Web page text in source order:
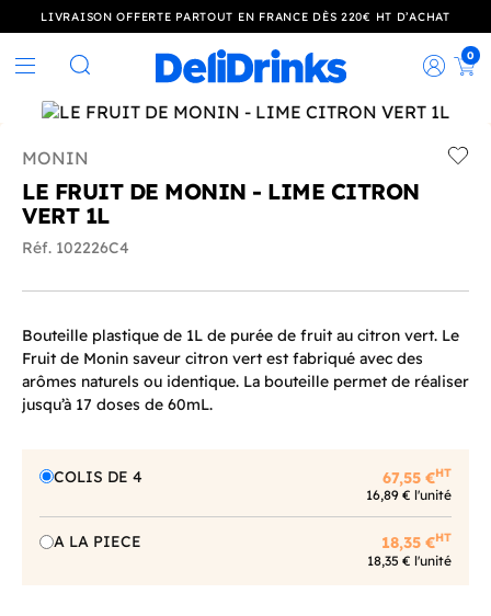
LIVRAISON OFFERTE PARTOUT EN FRANCE DÈS 220€ HT D’ACHAT
Rechercher
0
MONIN
LE FRUIT DE MONIN - LIME CITRON
VERT 1L
Réf. 102226C4
Bouteille plastique de 1L de purée de fruit au citron vert. Le
Fruit de Monin saveur citron vert est fabriqué avec des
arômes naturels ou identique. La bouteille permet de réaliser
jusqu’à 17 doses de 60mL.
COLIS DE 4 67,55 €HT
16,89 € l'unité
A LA PIECE 18,35 €HT
18,35 € l'unité